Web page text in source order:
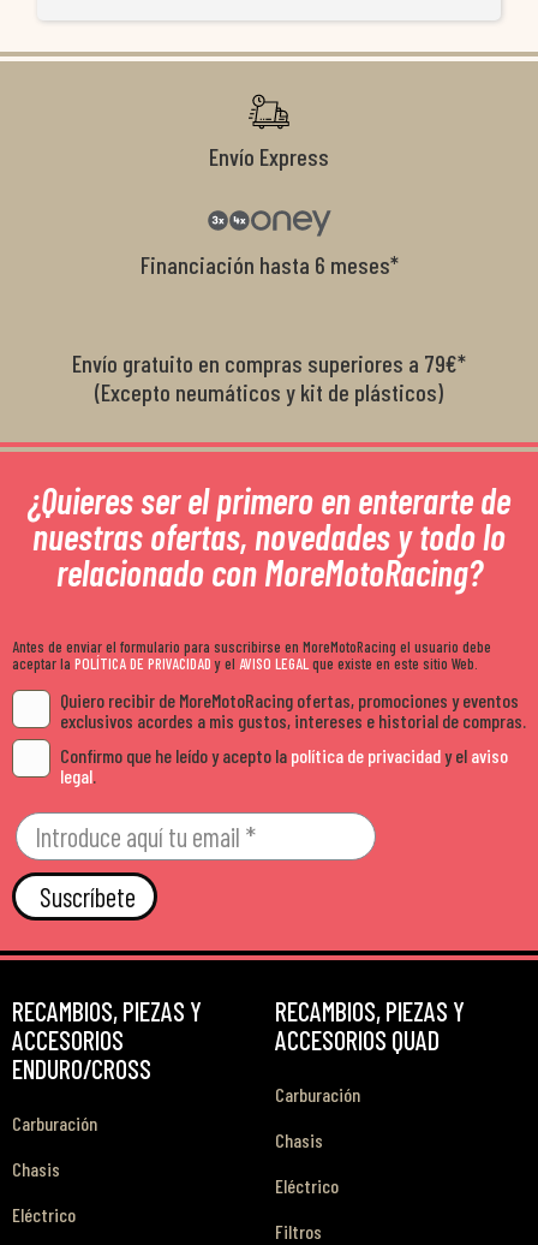
Envío Express
Financiación hasta 6 meses*
Envío gratuito en compras superiores a 79€*
(Excepto neumáticos y kit de plásticos)
¿Quieres ser el primero en enterarte de
nuestras ofertas, novedades y todo lo
relacionado con MoreMotoRacing?
Antes de enviar el formulario para suscribirse en MoreMotoRacing el usuario debe
aceptar la POLÍTICA DE PRIVACIDADy el AVISO LEGALque existe en este sitio Web.
Quiero recibir de MoreMotoRacing ofertas, promociones y eventos
exclusivos acordes a mis gustos, intereses e historial de compras.
Confirmo que he leído y acepto la política de privacidady el aviso
legal.
Suscríbete
RECAMBIOS, PIEZAS Y
ACCESORIOS
ENDURO/CROSS
Carburación
Chasis
Eléctrico
RECAMBIOS, PIEZAS Y
ACCESORIOS QUAD
Carburación
Chasis
Eléctrico
Filtros